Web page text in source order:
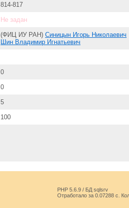
814-817
Не задан
(ФИЦ ИУ РАН) Синицын Игорь Николаевич
Шин Владимир Игнатьевич
0
0
5
100
PHP 5.6.9 / БД sqlsrv
Отработало за 0.07288 с.